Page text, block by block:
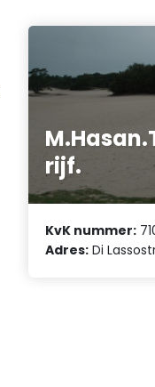
rijf.
KvK nummer:
Adres: Di